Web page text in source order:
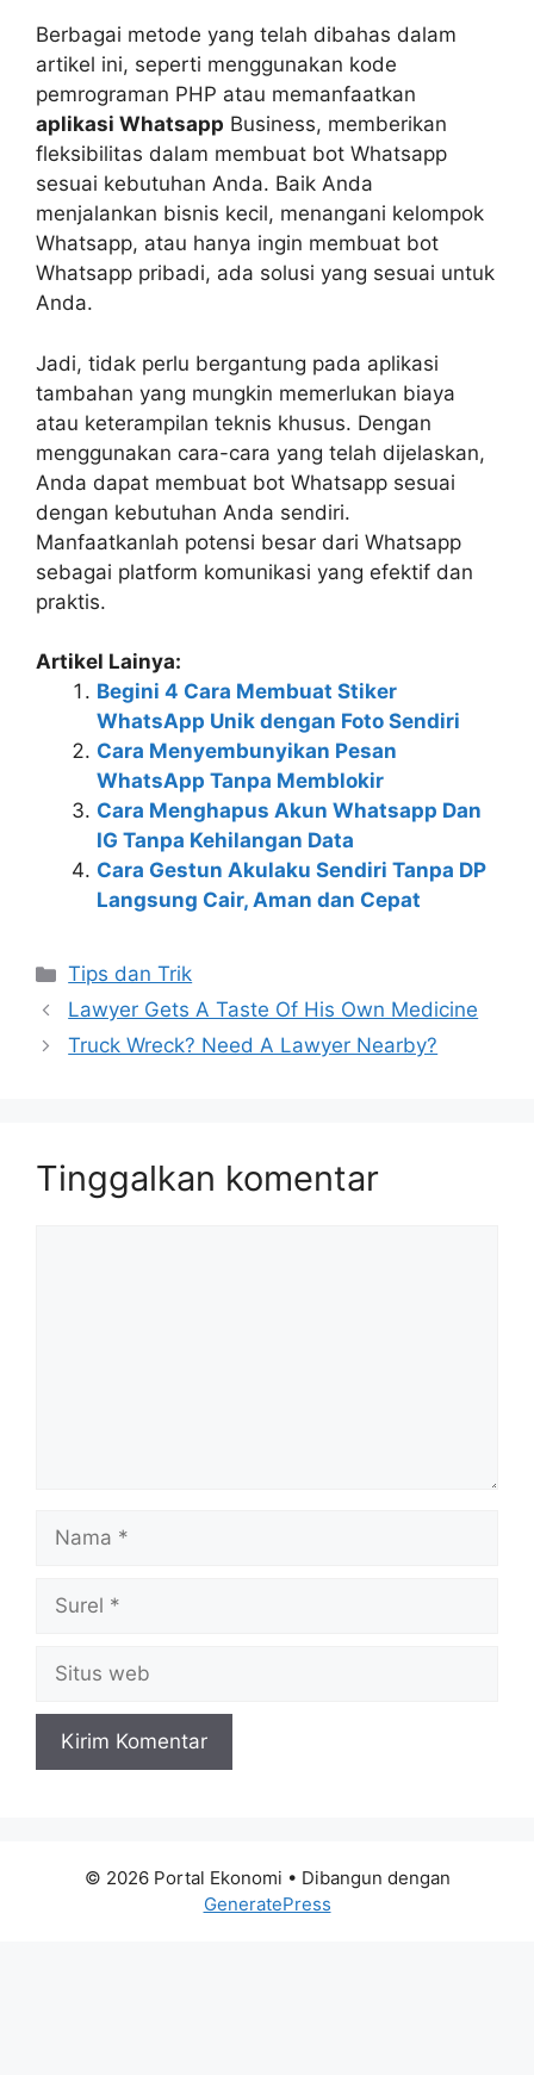
Berbagai metode yang telah dibahas dalam
artikel ini, seperti menggunakan kode
pemrograman PHP atau memanfaatkan
aplikasi Whatsapp Business, memberikan
fleksibilitas dalam membuat bot Whatsapp
sesuai kebutuhan Anda. Baik Anda
menjalankan bisnis kecil, menangani kelompok
Whatsapp, atau hanya ingin membuat bot
Whatsapp pribadi, ada solusi yang sesuai untuk
Anda.
Jadi, tidak perlu bergantung pada aplikasi
tambahan yang mungkin memerlukan biaya
atau keterampilan teknis khusus. Dengan
menggunakan cara-cara yang telah dijelaskan,
Anda dapat membuat bot Whatsapp sesuai
dengan kebutuhan Anda sendiri.
Manfaatkanlah potensi besar dari Whatsapp
sebagai platform komunikasi yang efektif dan
praktis.
Artikel Lainya:
Begini 4 Cara Membuat Stiker
WhatsApp Unik dengan Foto Sendiri
Cara Menyembunyikan Pesan
WhatsApp Tanpa Memblokir
Cara Menghapus Akun Whatsapp Dan
IG Tanpa Kehilangan Data
Cara Gestun Akulaku Sendiri Tanpa DP
Langsung Cair, Aman dan Cepat
Kategori
Tips dan Trik
Lawyer Gets A Taste Of His Own Medicine
Truck Wreck? Need A Lawyer Nearby?
Tinggalkan komentar
Nama
Surel
Situs
web
© 2026 Portal Ekonomi • Dibangun dengan
GeneratePress